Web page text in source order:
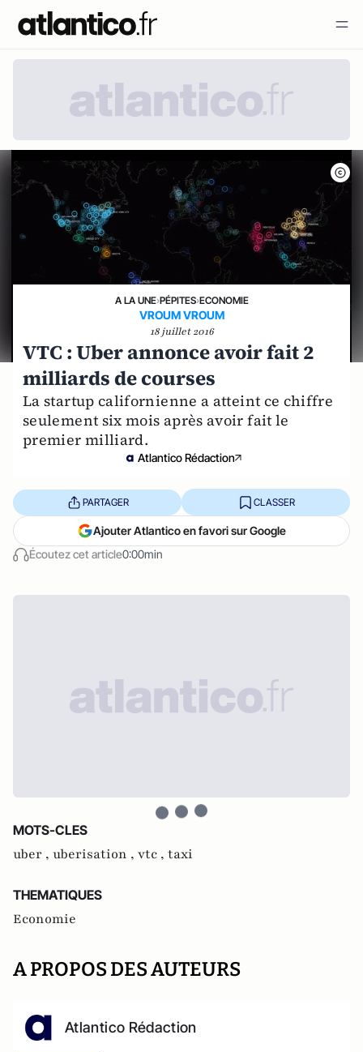
A LA UNE›PÉPITES›ECONOMIE
VROUM VROUM
18 juillet 2016
VTC : Uber annonce avoir fait 2
milliards de courses
La startup californienne a atteint ce chiffre
seulement six mois après avoir fait le
premier milliard.
Atlantico Rédaction
Écoutez cet article0:00min
PARTAGER CLASSER
Ajouter Atlantico en favori sur Google
MOTS-CLES
uber , uberisation , vtc , taxi
THEMATIQUES
Economie
A PROPOS DES AUTEURS
Atlantico Rédaction